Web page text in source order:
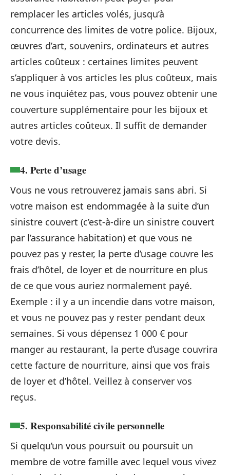
remplacer les articles volés, jusqu’à
concurrence des limites de votre police. Bijoux,
œuvres d’art, souvenirs, ordinateurs et autres
articles coûteux : certaines limites peuvent
s’appliquer à vos articles les plus coûteux, mais
ne vous inquiétez pas, vous pouvez obtenir une
couverture supplémentaire pour les bijoux et
autres articles coûteux. Il suffit de demander
votre devis.
4. Perte d’usage
Vous ne vous retrouverez jamais sans abri. Si
votre maison est endommagée à la suite d’un
sinistre couvert (c’est-à-dire un sinistre couvert
par l’assurance habitation) et que vous ne
pouvez pas y rester, la perte d’usage couvre les
frais d’hôtel, de loyer et de nourriture en plus
de ce que vous auriez normalement payé.
Exemple : il y a un incendie dans votre maison,
et vous ne pouvez pas y rester pendant deux
semaines. Si vous dépensez 1 000 € pour
manger au restaurant, la perte d’usage couvrira
cette facture de nourriture, ainsi que vos frais
de loyer et d’hôtel. Veillez à conserver vos
reçus.
5. Responsabilité civile personnelle
Si quelqu’un vous poursuit ou poursuit un
membre de votre famille avec lequel vous vivez